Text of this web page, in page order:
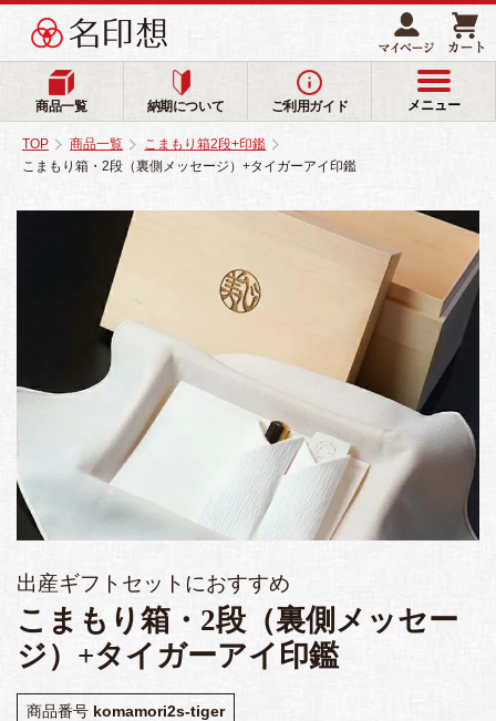
商品一覧 納期について ご利用ガイド メニュー
TOP 商品一覧
こまもり箱2段+印鑑
こまもり箱・2段（裏側メッセージ）+タイガーアイ印鑑
出産ギフトセットにおすすめ
こまもり箱・2段（裏側メッセー
ジ）+タイガーアイ印鑑
商品番号 komamori2s-tiger